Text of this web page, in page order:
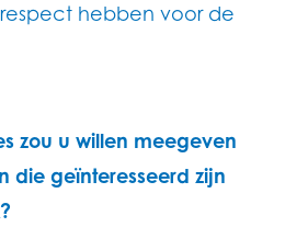
hebben voor de
zou u willen meegeven
die geïnteresseerd zijn